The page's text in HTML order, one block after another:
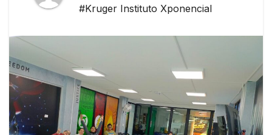
#Kruger Instituto Xponencial